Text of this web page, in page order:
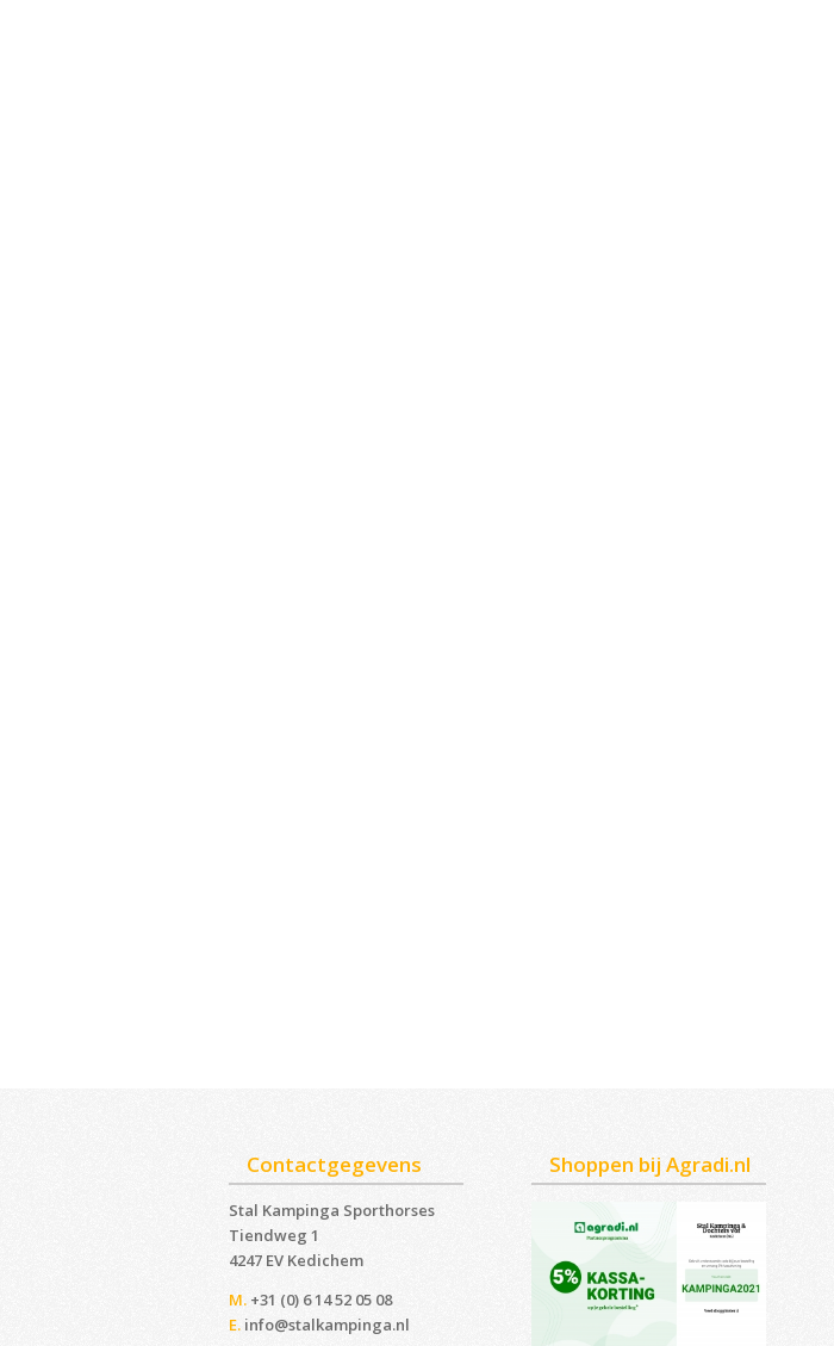
Contactgegevens
Stal Kampinga Sporthorses
Tiendweg 1
4247 EV Kedichem ‎
M. +31 (0) 6 14 52 05 08
E. info@stalkampinga.nl
Shoppen bij Agradi.nl